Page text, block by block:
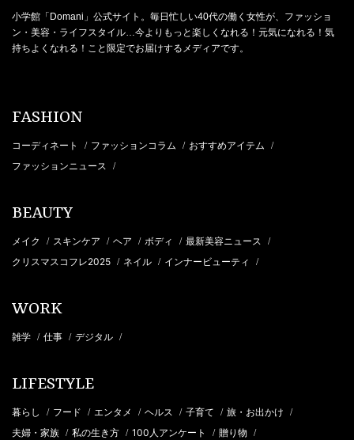
小学館「Domani」公式サイト。毎日忙しい40代の働く女性が、ファッショ
ン・美容・ライフスタイル…今よりもっと楽しくなれる！元気になれる！気
持ちよくなれる！こと限定でお届けするメディアです。
FASHION
コーディネート / ファッションコラム / おすすめアイテム /
ファッションニュース /
BEAUTY
メイク / スキンケア / ヘア / ボディ / 最新美容ニュース /
クリスマスコフレ2025 / ネイル / インナービューティ /
WORK
雑学 / 仕事 / デジタル /
LIFESTYLE
暮らし / フード / エンタメ / ヘルス / 子育て / 旅・お出かけ /
夫婦・家族 / 私の生き方 / 100人アンケート / 贈り物 /